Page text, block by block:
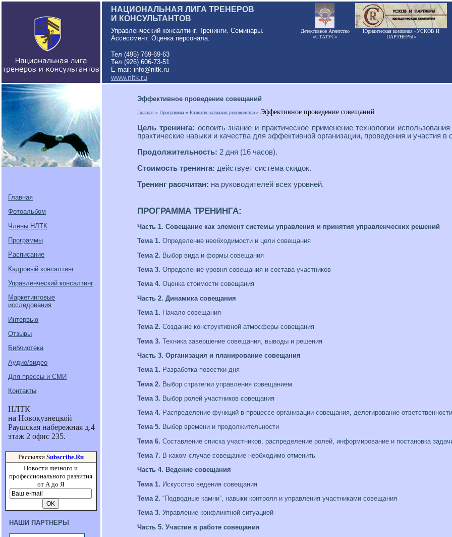
НАЦИОНАЛЬНАЯ ЛИГА ТРЕНЕРОВ
И КОНСУЛЬТАНТОВ
Управленческий консалтинг. Тренинги. Семинары.
Ассессмент. Оценка персонала.
Тел (495) 769-69-63
Тел (926) 606-73-51
E-mail: info@nltk.ru
www.nltk.ru
Детективное Агентство
«СТАТУС»
Юридическая компания «УСКОВ И
ПАРТНЕРЫ»
Главная
Фотоальбом
Члены НЛТК
Программы
Расписание
Кадровый консалтинг
Управленческий консалтинг
Маркетинговые
исследования
Интервью
Отзывы
Библиотека
Аудио/видео
Для прессы и СМИ
Контакты
НЛТК
на Новокузнецкой
Раушская набережная д.4
этаж 2 офис 235.
Рассылки Subscribe.Ru
Новости личного и
профессионального развития
от А до Я
НАШИ ПАРТНЕРЫ
Эффективное проведение совещаний
Главная » Программы » Развитие навыков руководства » Эффективное проведение совещаний
Цель тренинга: освоить знание и практическое применение технологии
практические навыки и качества для эффективной организации, проведения и участия в
Продолжительность: 2 дня (16 часов).
Стоимость тренинга: действует система скидок.
Тренинг рассчитан: на руководителей всех уровней.
ПРОГРАММА ТРЕНИНГА:
Часть 1. Совещание как элемент системы управления и принятия управленческих решений
Тема 1. Определение необходимости и цели совещания
Тема 2. Выбор вида и формы совещания
Тема 3. Определение уровня совещания и состава участников
Тема 4. Оценка стоимости совещания
Часть 2. Динамика совещания
Тема 1. Начало совещания
Тема 2. Создание конструктивной атмосферы совещания
Тема 3. Техника завершение совещания, выводы и решения
Часть 3. Организация и планирование совещания
Тема 1. Разработка повестки дня
Тема 2. Выбор стратегии управления совещанием
Тема 3. Выбор ролей участников совещания
Тема 4. Распределение функций в процессе организации совещания, делегирование ответственности
Тема 5. Выбор времени и продолжительности
Тема 6. Составление списка участников, распределение ролей, информирование и постановка
Тема 7. В каком случае совещание необходимо отменить
Часть 4. Ведение совещания
Тема 1. Искусство ведения совещания
Тема 2. “Подводные камни”, навыки контроля и управления участниками совещания
Тема 3. Управление конфликтной ситуацией
Часть 5. Участие в работе совещания